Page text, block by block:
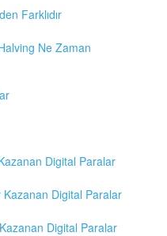
Farklıdır
Ne Zaman
Digital Paralar
Digital Paralar
Digital Paralar